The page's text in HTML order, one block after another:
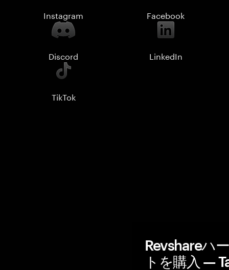
Instagram Facebook
Discord LinkedIn
TikTok
Revshareハ
トを購入 —